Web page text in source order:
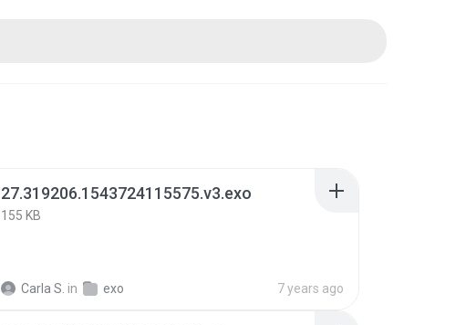
27.319206.1543724115575.v3.exo
155 KB
Carla S. in exo 7 years ago